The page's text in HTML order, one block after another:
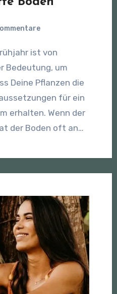
Bedeutung, um
Deine Pflanzen die
für ein
erhalten. Wenn der
der Boden oft an…